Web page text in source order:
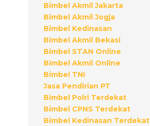
Bimbel Akmil Jakarta
Bimbel Akmil Jogja
Bimbel Kedinasan
Bimbel Akmil Bekasi
Bimbel STAN Online
Bimbel Akmil Online
Bimbel TNI
Jasa Pendirian PT
Bimbel Polri Terdekat
Bimbel CPNS Terdekat
Bimbel Kedinasan Terdekat